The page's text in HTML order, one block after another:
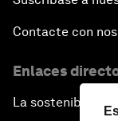
Contacte con
Enlaces
La sostenibilidad